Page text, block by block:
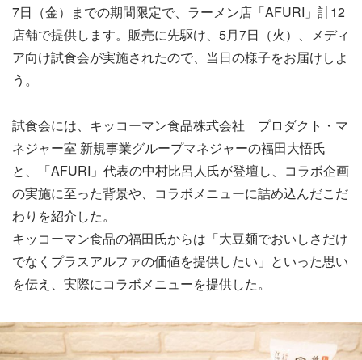
7日（金）までの期間限定で、ラーメン店「AFURI」計12
店舗で提供します。販売に先駆け、5月7日（火）、メディ
ア向け試食会が実施されたので、当日の様子をお届けしよ
う。
試食会には、キッコーマン食品株式会社 プロダクト・マ
ネジャー室 新規事業グループマネジャーの福田大悟氏
と、「AFURI」代表の中村比呂人氏が登壇し、コラボ企画
の実施に至った背景や、コラボメニューに詰め込んだこだ
わりを紹介した。
キッコーマン食品の福田氏からは「大豆麺でおいしさだけ
でなくプラスアルファの価値を提供したい」といった思い
を伝え、実際にコラボメニューを提供した。